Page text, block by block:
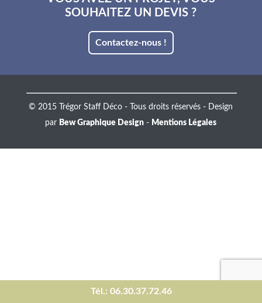
Tél.: 06.30.37.72.46
SOUHAITEZ UN DEVIS ?
Contactez-nous !
© 2015 Trégor Staff Déco - Tous droits réservés - Design
par Bew Graphique Design - Mentions Légales